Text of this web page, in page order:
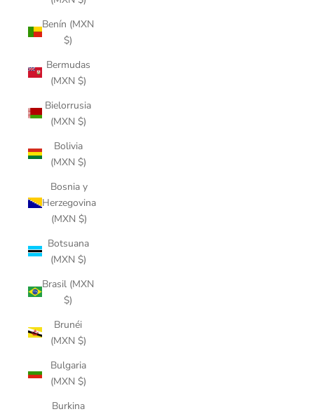
Benín (MXN
$)
Bermudas
(MXN $)
Bielorrusia
(MXN $)
Bolivia
(MXN $)
Bosnia y
Herzegovina
(MXN $)
Botsuana
(MXN $)
Brasil (MXN
$)
Brunéi
(MXN $)
Bulgaria
(MXN $)
Burkina